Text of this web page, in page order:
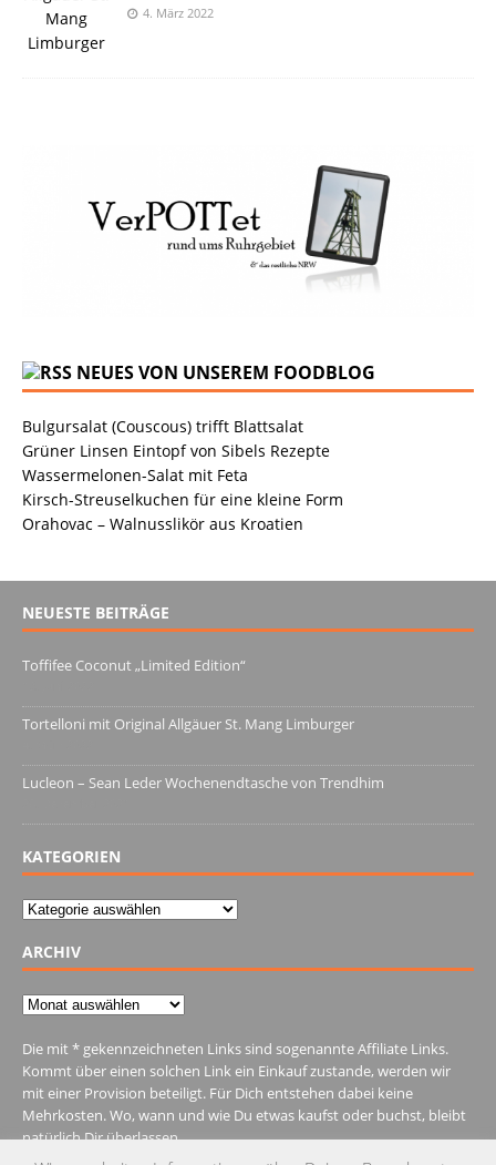
4. März 2022
NEUES VON UNSEREM FOODBLOG
Bulgursalat (Couscous) trifft Blattsalat
Grüner Linsen Eintopf von Sibels Rezepte
Wassermelonen-Salat mit Feta
Kirsch-Streuselkuchen für eine kleine Form
Orahovac – Walnusslikör aus Kroatien
NEUESTE BEITRÄGE
Toffifee Coconut „Limited Edition“
Tortelloni mit Original Allgäuer St. Mang Limburger
Lucleon – Sean Leder Wochenendtasche von Trendhim
KATEGORIEN
Kategorien
ARCHIV
Archiv
Die mit * gekennzeichneten Links sind sogenannte Affiliate Links.
Kommt über einen solchen Link ein Einkauf zustande, werden wir
mit einer Provision beteiligt. Für Dich entstehen dabei keine
Mehrkosten. Wo, wann und wie Du etwas kaufst oder buchst, bleibt
natürlich Dir überlassen.